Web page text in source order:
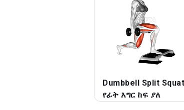
Dumbbell Split Squat
የፊት እግር ከፍ ያለ